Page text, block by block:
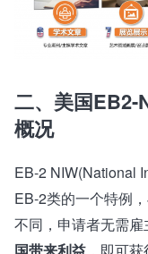
二、美国EB2-
概况
EB-2 NIW(National
EB-2类的一个特例
不同，申请者无需雇